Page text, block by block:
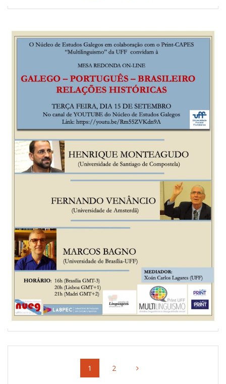
Navegação
Página
1 Página
2